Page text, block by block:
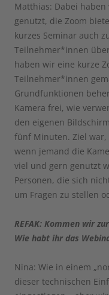
Matthias: Dabei
genutzt, die Zoom
kurzes Seminar auch
Teilnehmer*innen
haben wir eine kurze
Teilnehmer*innen
Grundfunktionen
Kamera frei, wie
den eigenen
fünf Minuten. Ziel war,
wenn jemand die
viel und gern genutzt
Personen, die sich
um Fragen zu stellen
REFAK: Kommen wir
Wie habt ihr das
Nina: Wie in einem
dieser technischen